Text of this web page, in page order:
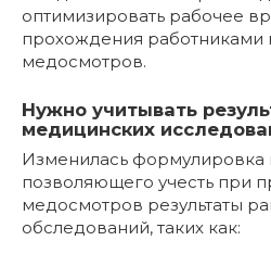
оптимизировать рабочее
прохождения работниками
медосмотров.
Нужно учитывать
медицинских
Изменилась формулировка
позволяющего учесть при
медосмотров результаты
обследований, таких как: